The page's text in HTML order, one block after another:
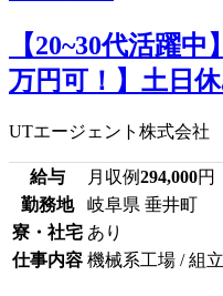
【20~30代活躍
万円可！】土日
UTエージェント株式会社
給与 月収例294,000円
勤務地
岐阜県 垂井町
寮・社宅 あり
仕事内容 機械系工場 / 組